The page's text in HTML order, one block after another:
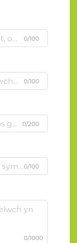
0/100
0/100
0/200
0/100
0/1000